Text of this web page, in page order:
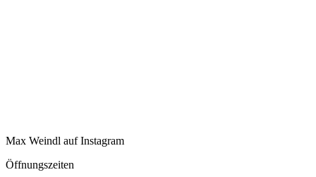
Max Weindl auf Instagram
Öffnungszeiten